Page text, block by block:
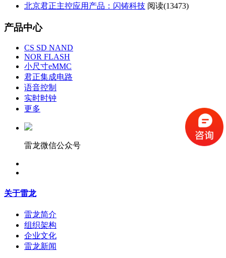
北京君正主控应用产品：闪铸科技 阅读(13473)
产品中心
CS SD NAND
NOR FLASH
小尺寸eMMC
君正集成电路
语音控制
实时时钟
更多
雷龙微信公众号
关于雷龙
雷龙简介
组织架构
企业文化
雷龙新闻